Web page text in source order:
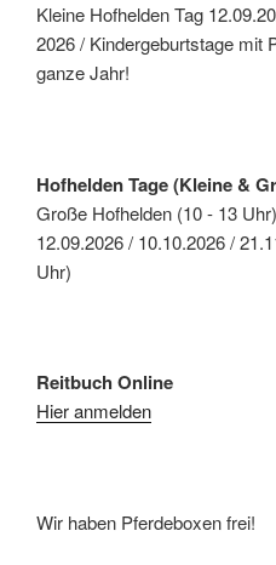
Kleine Hofhelden Tag
2026 / Kindergeburtstage mit
ganze Jahr!
Hofhelden Tage (Kleine &
Große Hofhelden (10 - 13
12.09.2026 / 10.10.2026 /
Uhr)
Reitbuch Online
Hier anmelden
Wir haben Pferdeboxen frei!